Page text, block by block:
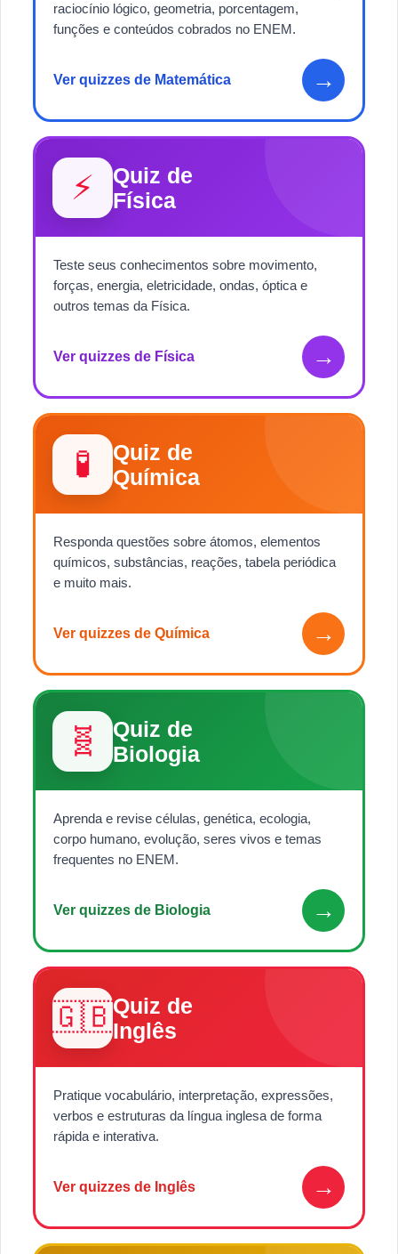
raciocínio lógico, geometria, porcentagem,
funções e conteúdos cobrados no ENEM.
Ver quizzes de Matemática →
⚡
Quiz de
Física
Teste seus conhecimentos sobre movimento,
forças, energia, eletricidade, ondas, óptica e
outros temas da Física.
Ver quizzes de Física →
🧪
Quiz de
Química
Responda questões sobre átomos, elementos
químicos, substâncias, reações, tabela periódica
e muito mais.
Ver quizzes de Química →
🧬
Quiz de
Biologia
Aprenda e revise células, genética, ecologia,
corpo humano, evolução, seres vivos e temas
frequentes no ENEM.
Ver quizzes de Biologia →
🇬🇧Quiz de
Inglês
Pratique vocabulário, interpretação, expressões,
verbos e estruturas da língua inglesa de forma
rápida e interativa.
Ver quizzes de Inglês →